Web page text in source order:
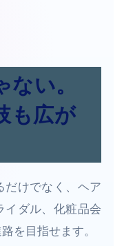
い。
も広が
だけでなく、ヘア
イダル、化粧品会
を目指せます。